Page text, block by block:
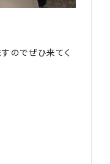
のでぜひ来てく